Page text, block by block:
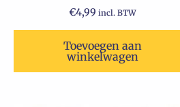
€4,99 incl. BTW
Toevoegen aan
winkelwagen